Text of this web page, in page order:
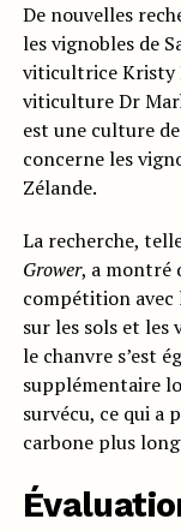
De nouvelles
les vignobles de
viticultrice Kristy
viticulture Dr
est une culture
concerne les
Zélande.
La recherche,
Grower, a montré
compétition avec
sur les sols et les
le chanvre s’est
supplémentaire
survécu, ce qui a
carbone plus